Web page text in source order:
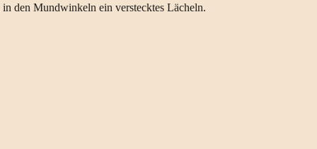
den Mundwinkeln ein verstecktes Lächeln.